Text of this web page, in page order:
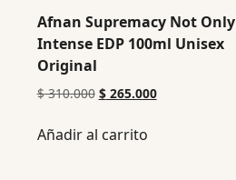
Afnan Supremacy Not Only
Intense EDP 100ml Unisex
Original
$310.000 $265.000
Añadir al carrito